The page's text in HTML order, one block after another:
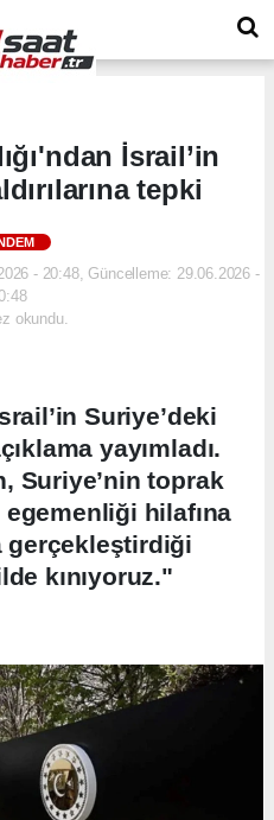
İsrail’in
tepki
- 20:48, Güncelleme: 29.06.2026 -
okundu.
Suriye’deki
yayımladı.
Suriye’nin toprak
hilafına
gerçekleştirdiği
kınıyoruz."